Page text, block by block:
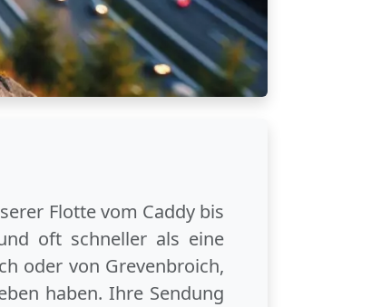
Flotte vom Caddy bis
oft schneller als eine
oder von Grevenbroich,
haben. Ihre Sendung